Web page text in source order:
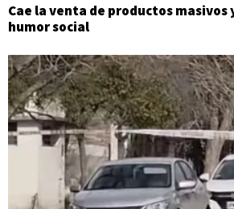
Cae la venta de productos masivos
humor social